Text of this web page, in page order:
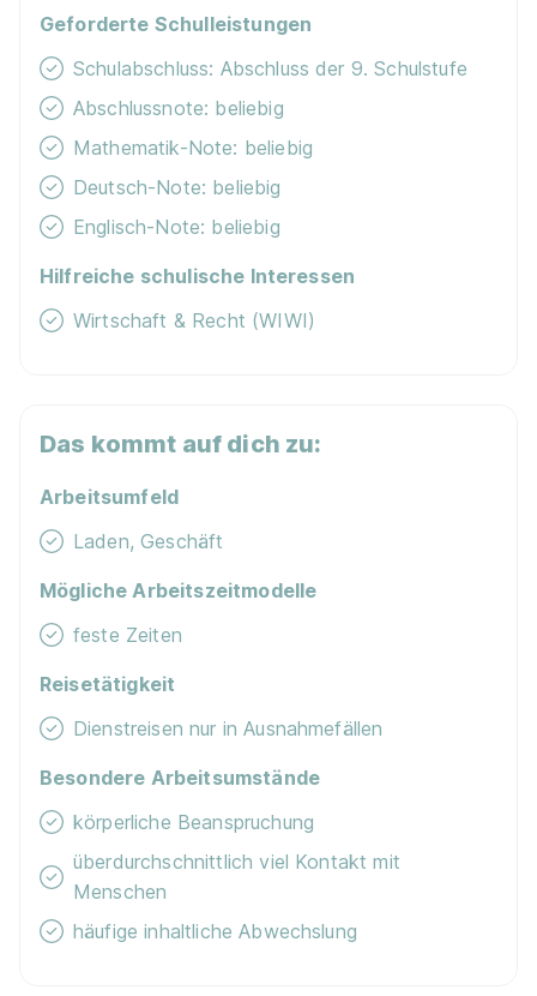
Geforderte Schulleistungen
Schulabschluss: Abschluss der 9. Schulstufe
Abschlussnote: beliebig
Mathematik-Note: beliebig
Deutsch-Note: beliebig
Englisch-Note: beliebig
Hilfreiche schulische Interessen
Wirtschaft & Recht (WIWI)
Das kommt auf dich zu:
Arbeitsumfeld
Laden, Geschäft
Mögliche Arbeitszeitmodelle
feste Zeiten
Reisetätigkeit
Dienstreisen nur in Ausnahmefällen
Besondere Arbeitsumstände
körperliche Beanspruchung
überdurchschnittlich viel Kontakt mit
Menschen
häufige inhaltliche Abwechslung